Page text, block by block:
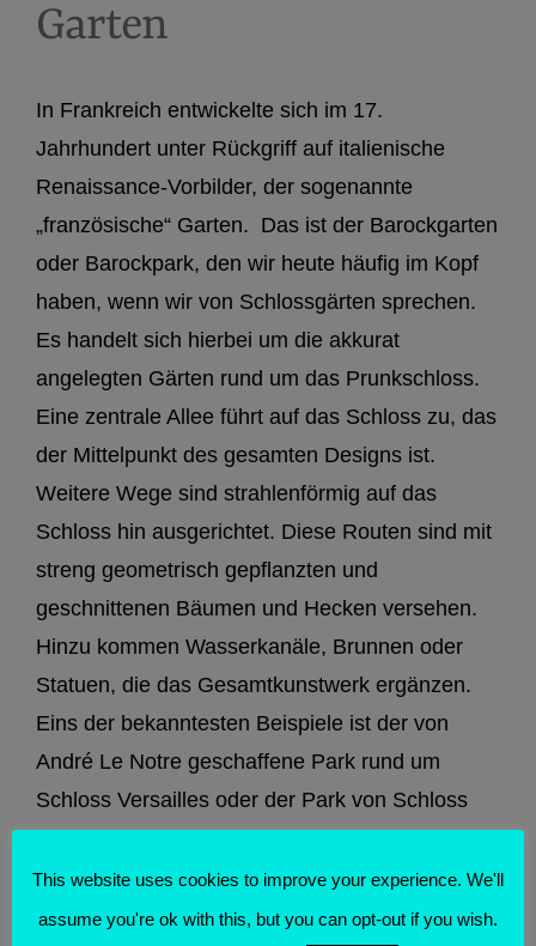
Garten
In Frankreich entwickelte sich im 17.
Jahrhundert unter Rückgriff auf italienische
Renaissance-Vorbilder, der sogenannte
„französische“ Garten. Das ist der Barockgarten
oder Barockpark, den wir heute häufig im Kopf
haben, wenn wir von Schlossgärten sprechen.
Es handelt sich hierbei um die akkurat
angelegten Gärten rund um das Prunkschloss.
Eine zentrale Allee führt auf das Schloss zu, das
der Mittelpunkt des gesamten Designs ist.
Weitere Wege sind strahlenförmig auf das
Schloss hin ausgerichtet. Diese Routen sind mit
streng geometrisch gepflanzten und
geschnittenen Bäumen und Hecken versehen.
Hinzu kommen Wasserkanäle, Brunnen oder
Statuen, die das Gesamtkunstwerk ergänzen.
Eins der bekanntesten Beispiele ist der von
André Le Notre geschaffene Park rund um
Schloss Versailles oder der Park von Schloss
entworfen wurde.
This website uses cookies to improve your experience. We'll
assume you're ok with this, but you can opt-out if you wish.